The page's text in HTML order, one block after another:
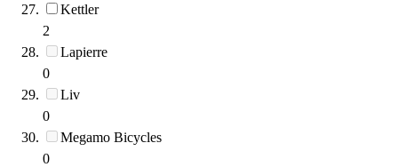
Kettler
2
Lapierre
0
Liv
0
Megamo Bicycles
0